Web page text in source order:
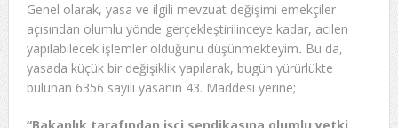
Genel olarak, yasa ve ilgili mevzuat değişimi emekçiler
açısından olumlu yönde gerçekleştirilinceye kadar, acilen
yapılabilecek işlemler olduğunu düşünmekteyim. Bu da,
yasada küçük bir değişiklik yapılarak, bugün yürürlükte
bulunan 6356 sayılı yasanın 43. Maddesi yerine;